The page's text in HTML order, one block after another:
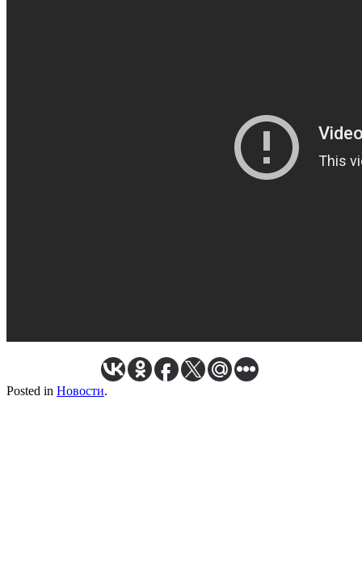
Posted in Новости.